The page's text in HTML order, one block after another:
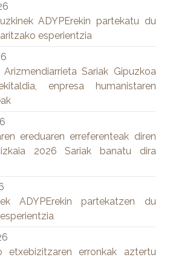
ADYPErekin partekatu du
esperientzia
Sariak Gipuzkoa
enpresa humanistaren
ereduaren erreferenteak diren
2026 Sariak banatu dira
ADYPErekin partekatzen du
etxebizitzaren erronkak aztertu